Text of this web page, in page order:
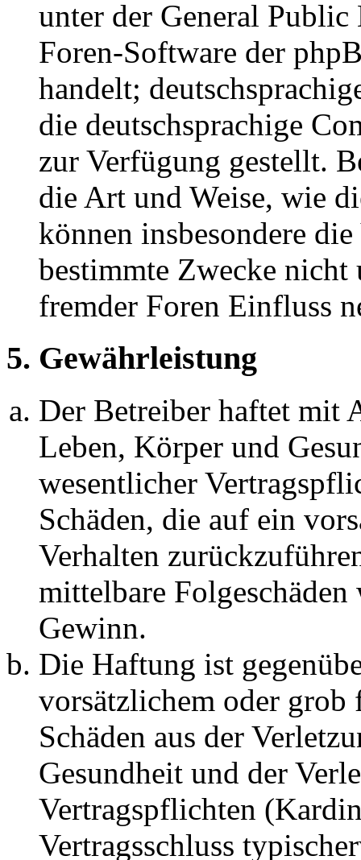
unter der General
Foren-Software der
handelt;
die deutschsprachige
zur Verfügung gestellt.
die Art und Weise, wie
können insbesondere
bestimmte Zwecke nicht
fremder Foren Einfluss
5. Gewährleistung
Der Betreiber haftet mit
Leben, Körper und
wesentlicher
Schäden, die auf ein
Verhalten
mittelbare Folgeschäden
Gewinn.
Die Haftung ist
vorsätzlichem oder grob
Schäden aus der
Gesundheit und der
Vertragspflichten
Vertragsschluss